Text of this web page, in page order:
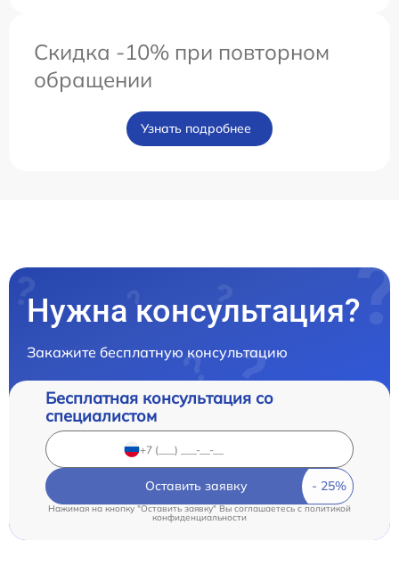
Скидка -10% при повторном
обращении
Узнать подробнее
Нужна консультация?
Закажите бесплатную консультацию
Бесплатная консультация со
специалистом
Оставить заявку
Нажимая на кнопку "Оставить заявку" Вы соглашаетесь c политикой
конфиденциальности